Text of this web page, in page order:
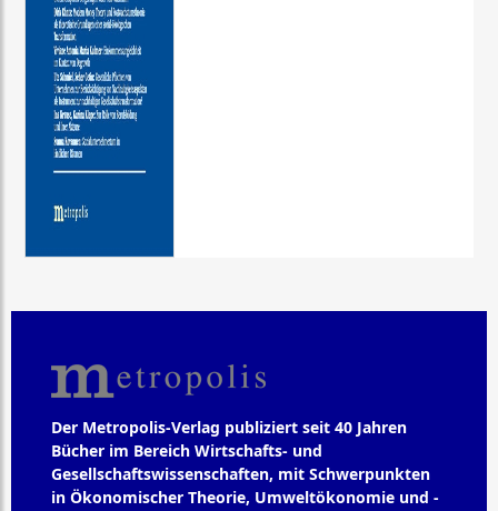
Der Metropolis-Verlag publiziert seit 40 Jahren
Bücher im Bereich Wirtschafts- und
Gesellschaftswissenschaften, mit Schwerpunkten
in Ökonomischer Theorie, Umweltökonomie und -